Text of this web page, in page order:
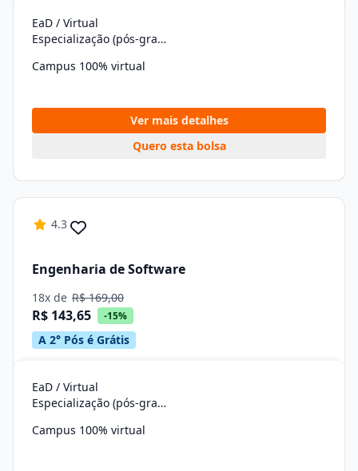
EaD / Virtual
Especialização (pós-graduação)
Campus 100% virtual
Ver mais detalhes
Quero esta bolsa
4.3
Engenharia de Software
18x de R$ 169,00
R$ 143,65 -15%
A 2° Pós é Grátis
EaD / Virtual
Especialização (pós-graduação)
Campus 100% virtual